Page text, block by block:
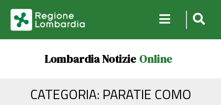
Lombardia Notizie Online
CATEGORIA: PARATIE COMO